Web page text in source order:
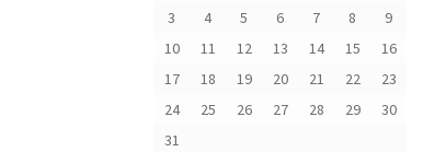
3
4 5 6 7 8
9
10
11 12 13 14 15
16
17
18 19 20 21 22
23
24
25 26 27 28 29
30
31